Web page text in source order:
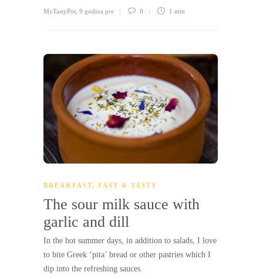
MyTastyPot 9 godina pre 0 1 min
BREAKFAST, FAST & TASTY
The sour milk sauce with
garlic and dill
In the hot summer days, in addition to salads, I love
to bite Greek ‘pita’ bread or other pastries which I
dip into the refreshing sauces.